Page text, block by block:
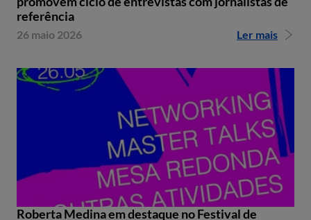
referência
26 maio 2026 Ler mais
Roberta Medina em destaque no Festival de